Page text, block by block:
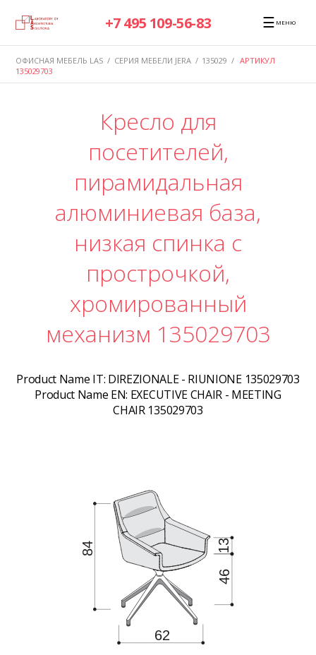
+7 495 109-56-83 ☰ МЕНЮ
ОФИСНАЯ МЕБЕЛЬ LAS / СЕРИЯ МЕБЕЛИ JERA / 135029 / АРТИКУЛ
135029703
Кресло для
посетителей,
пирамидальная
алюминиевая база,
низкая спинка с
прострочкой,
хромированный
механизм 135029703
Product Name IT: DIREZIONALE - RIUNIONE 135029703
Product Name EN: EXECUTIVE CHAIR - MEETING
CHAIR 135029703